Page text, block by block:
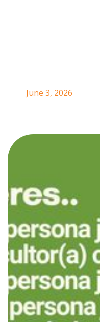
June 3, 2026
El Programa de
Instituto
Agricultura (IICA) invita
viven en zonas rurales
(ALC)a participar en
comprender mejor sus
desafíos dentro de los
Las juventudes
la construcción del
desarrollo rural. Sin
enfrentando barreras
sus oportunidades de